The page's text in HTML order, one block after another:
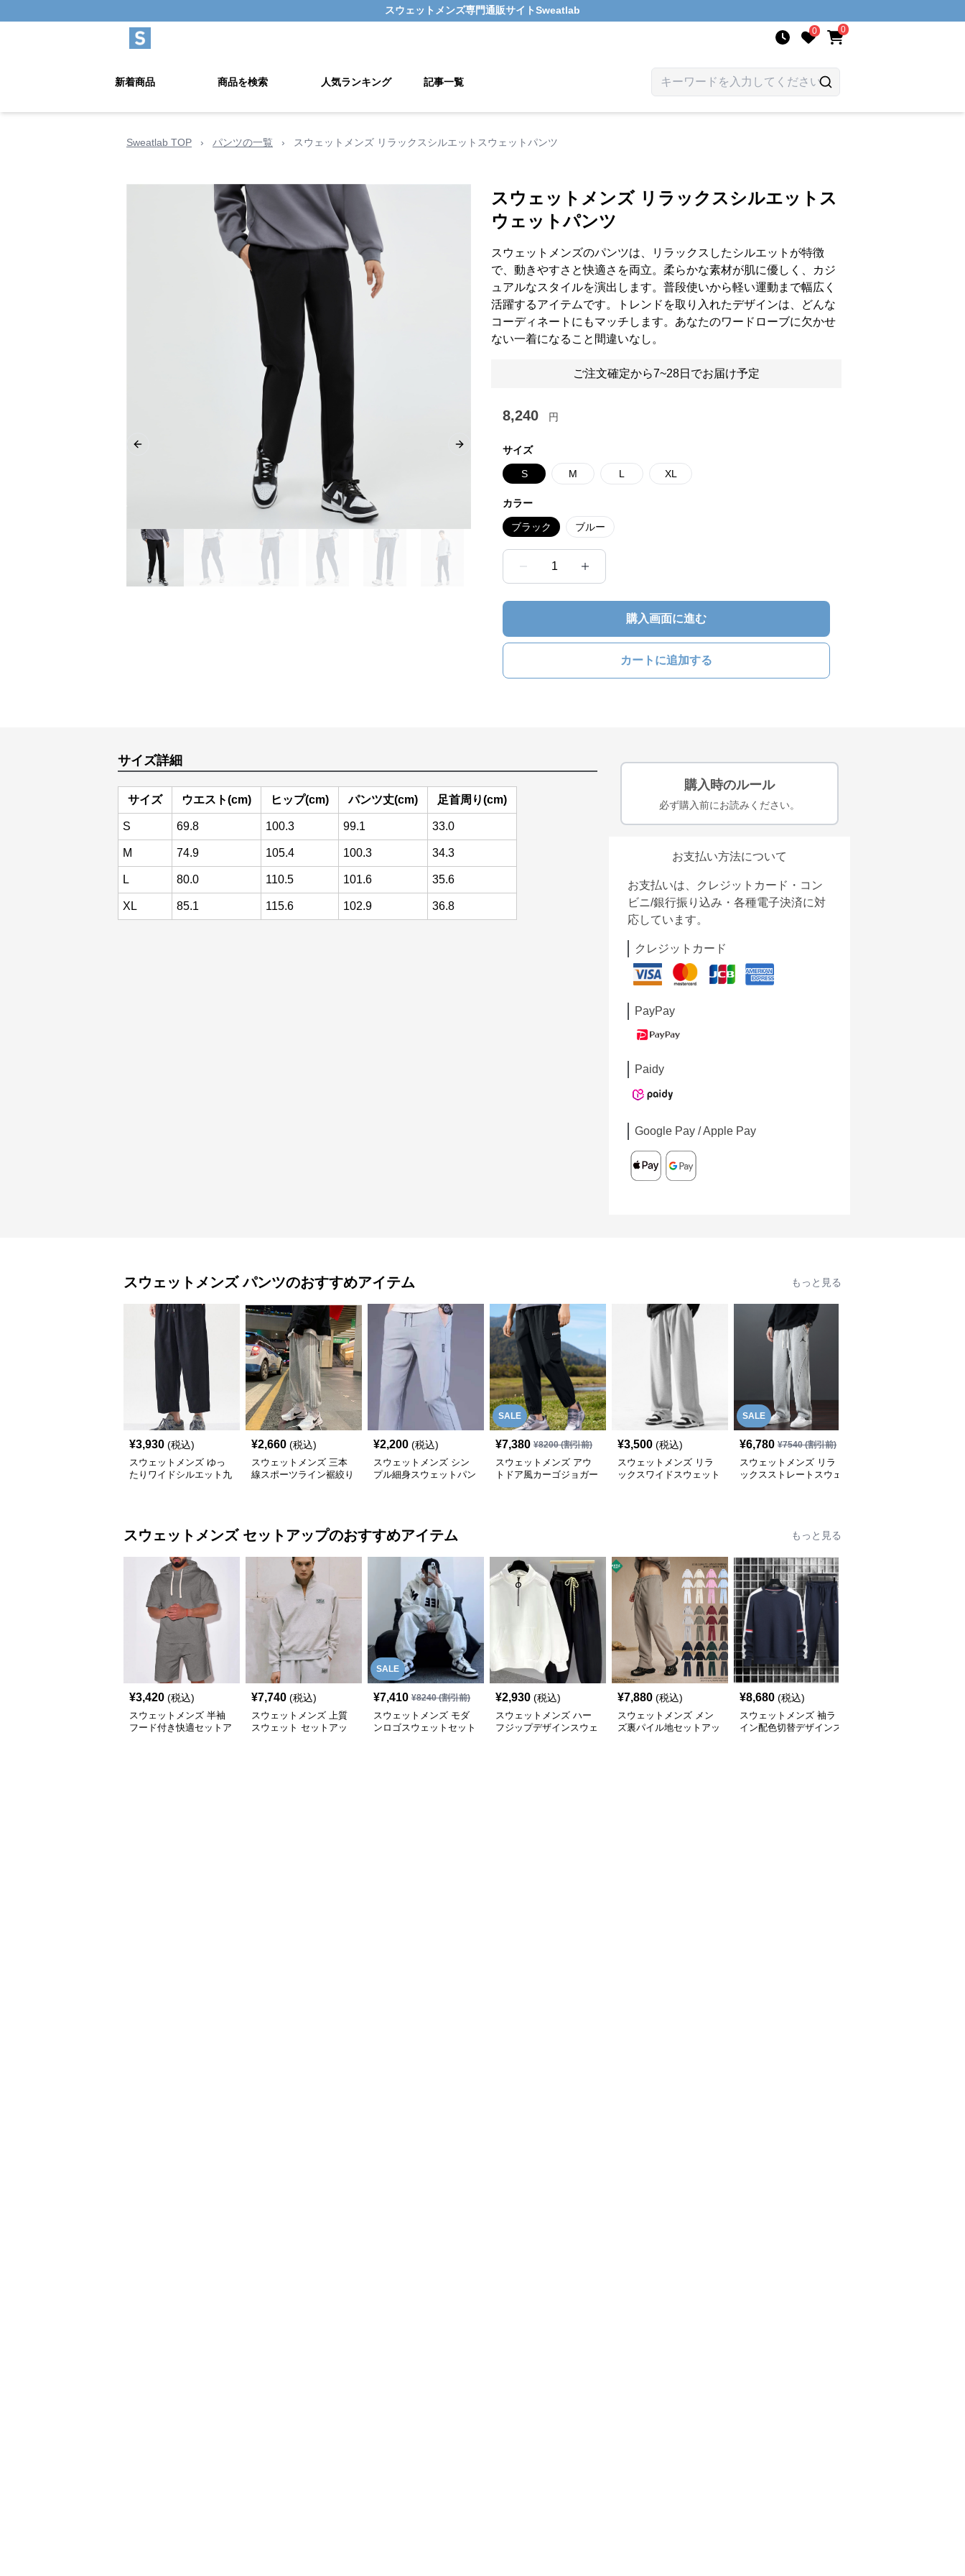
スウェットメンズ専門通販サイトSweatlab
0 0
新着商品 商品を検索 人気ランキング 記事一覧
Sweatlab TOP › パンツの一覧 › スウェットメンズ リラックスシルエットスウェットパンツ
Previous slide Next slide
スウェットメンズ リラックスシルエットス
ウェットパンツ
スウェットメンズのパンツは、リラックスしたシルエットが特徴
で、動きやすさと快適さを両立。柔らかな素材が肌に優しく、カジ
ュアルなスタイルを演出します。普段使いから軽い運動まで幅広く
活躍するアイテムです。トレンドを取り入れたデザインは、どんな
コーディネートにもマッチします。あなたのワードローブに欠かせ
ない一着になること間違いなし。
ご注文確定から7~28日でお届け予定
8,240 円
サイズ
S M L XL
カラー
ブラック ブルー
1
購入画面に進む
カートに追加する
サイズ詳細
サイズ ウエスト(cm) ヒップ(cm) パンツ丈(cm) 足首周り(cm)
S 69.8 100.3 99.1 33.0
M 74.9 105.4 100.3 34.3
L 80.0 110.5 101.6 35.6
XL 85.1 115.6 102.9 36.8
購入時のルール
必ず購入前にお読みください。
お支払い方法について
お支払いは、クレジットカード・コン
ビニ/銀行振り込み・各種電子決済に対
応しています。
クレジットカード
PayPay
Paidy
Google Pay / Apple Pay
スウェットメンズ パンツのおすすめアイテム もっと見る
¥3,930 (税込)
スウェットメンズ ゆっ
たりワイドシルエット九
¥2,660 (税込)
スウェットメンズ 三本
線スポーツライン裾絞り
¥2,200 (税込)
スウェットメンズ シン
プル細身スウェットパン
SALE
¥7,380 ¥8200(割引前)
スウェットメンズ アウ
トドア風カーゴジョガー
¥3,500 (税込)
スウェットメンズ リラ
ックスワイドスウェット
SALE
¥6,780 ¥7540(割引前)
スウェットメンズ リラ
ックスストレートスウェ
スウェットメンズ セットアップのおすすめアイテム もっと見る
¥3,420 (税込)
スウェットメンズ 半袖
フード付き快適セットア
¥7,740 (税込)
スウェットメンズ 上質
スウェット セットアッ
SALE
¥7,410 ¥8240(割引前)
スウェットメンズ モダ
ンロゴスウェットセット
¥2,930 (税込)
スウェットメンズ ハー
フジップデザインスウェ
¥7,880 (税込)
スウェットメンズ メン
ズ裏パイル地セットアッ
¥8,680 (税込)
スウェットメンズ 袖ラ
イン配色切替デザインス